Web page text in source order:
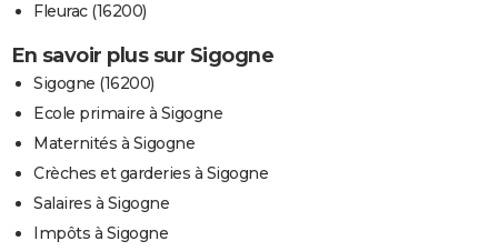
Fleurac (16200)
En savoir plus sur Sigogne
Sigogne (16200)
Ecole primaire à Sigogne
Maternités à Sigogne
Crèches et garderies à Sigogne
Salaires à Sigogne
Impôts à Sigogne